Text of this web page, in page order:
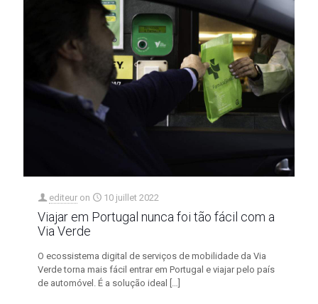
editeur on 10 juillet 2022
Viajar em Portugal nunca foi tão fácil com a
Via Verde
O ecossistema digital de serviços de mobilidade da Via
Verde torna mais fácil entrar em Portugal e viajar pelo país
de automóvel. É a solução ideal […]